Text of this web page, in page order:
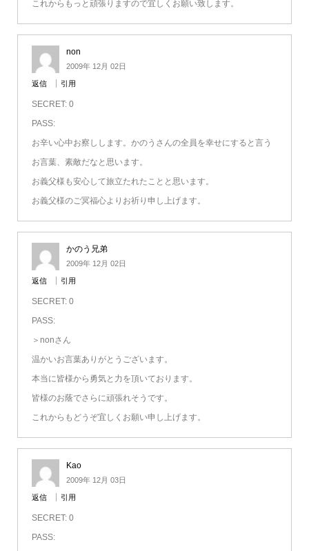
これからもっと頑張りますので宜しくお願い致します。
non
2009年 12月 02日
返信 引用
SECRET: 0
PASS:
お辛い心中お察しします。かのうさんの全員を幸せにすると言う
お言葉、素敵だなと思います。
お義父様も安心して旅立たれたことと思います。
お義父様のご冥福心よりお祈り申し上げます。
かのう兄弟
2009年 12月 02日
返信 引用
SECRET: 0
PASS:
＞nonさん
温かいお言葉ありがとうございます。
本当に皆様から勇気と力を頂いております。
皆様のお蔭でさらに頑張れそうです。
これからもどうぞ宜しくお願い申し上げます。
Kao
2009年 12月 03日
返信 引用
SECRET: 0
PASS: